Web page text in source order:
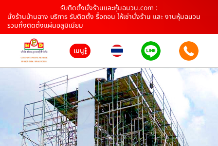
รับติดตั้งนั่งร้านและหุ้มฉนวน.com :
นั่งร้านบ้านฉาง บริการ รับติดตั้ง รื้อถอน ให้เช่านั่งร้าน และ งานหุ้มฉนวน
รวมทั้งติดตั้งแผ่นอลูมิเนียม
เมนู